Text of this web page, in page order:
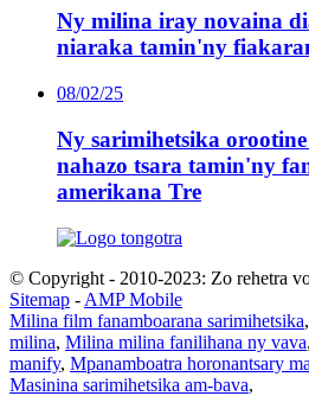
Ny milina iray novaina
niaraka tamin'ny
08/02/25
Ny sarimihetsika
nahazo tsara tamin'ny
amerikana Tre
© Copyright - 2010-2023: Zo rehetra
Sitemap - AMP Mobile
Milina film fanamboarana sarimihetsika,
milina, Milina milina fanilihana ny vava,
manify, Mpanamboatra horonantsary
Masinina sarimihetsika am-bava,